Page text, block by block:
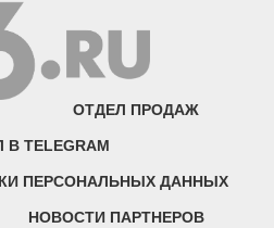
ОТДЕЛ ПРОДАЖ
TELEGRAM
ПЕРСОНАЛЬНЫХ ДАННЫХ
НОВОСТИ ПАРТНЕРОВ